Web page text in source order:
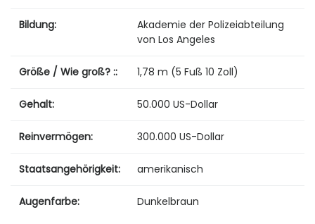
Bildung:
Akademie der Polizeiabteilung
von Los Angeles
Größe / Wie groß? :: 1,78 m (5 Fuß 10 Zoll)
Gehalt: 50.000 US-Dollar
Reinvermögen: 300.000 US-Dollar
Staatsangehörigkeit: amerikanisch
Augenfarbe: Dunkelbraun